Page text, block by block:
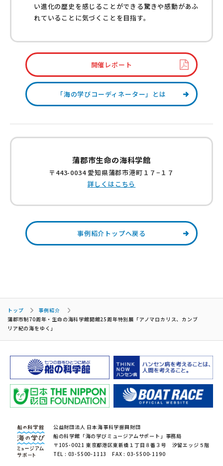
い進化の歴史を感じることができる驚きや感動があふ
れていることに気づくことを目指す。
開催レポート
「海の学びコーディネーター」とは
蒲郡市生命の海科学館
〒443-0034 愛知県蒲郡市港町１７−１７
詳しくはこちら
事例紹介トップへ戻る
トップ
事例紹介
蒲郡市制70周年・生命の海科学館開館25周年特別展「アノマロカリス、カンブ
リア紀の海をゆく」
公益財団法人 日本海事科学振興財団
船の科学館「海の学びミュージアムサポート」事務局
〒105-0021 東京都港区東新橋１丁目８番３号 汐留エッジ５階
TEL : 03-5500-1113 FAX : 03-5500-1190